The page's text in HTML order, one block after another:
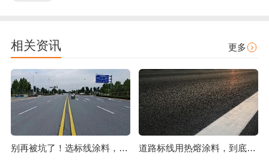
相关资讯 更多
别再被坑了！选标线涂料，这几点比价格更重要 道路标线用热熔涂料，到底好在哪？